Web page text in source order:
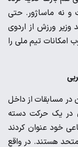
نه ماساژور. حتی
وزیر ورزش از اردوی
تیم ملی را
در مسابقات از داخل
در یک حرکت دسته
خود عنوان کردند
متحد هستند. در واقع